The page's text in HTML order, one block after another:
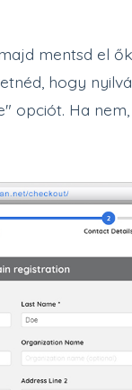
mentsd el
hogy
opciót. Ha